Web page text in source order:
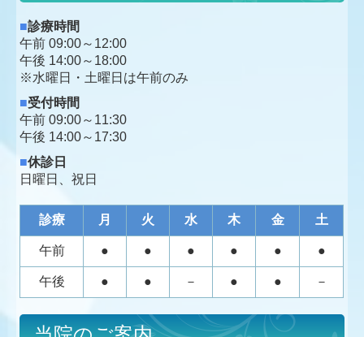
■診療時間
午前 09:00～12:00
午後 14:00～18:00
※水曜日・土曜日は午前のみ
■受付時間
午前 09:00～11:30
午後 14:00～17:30
■休診日
日曜日、祝日
診療 月 火 水 木 金 土
午前 ● ● ● ● ● ●
午後 ● ● － ● ● －